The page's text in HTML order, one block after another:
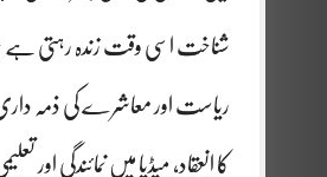
شناخت اسی وقت زندہ رہتی
ریاست اور معاشرے کی ذمہ داری
کا انعقاد، میڈیا میں نمائندگی